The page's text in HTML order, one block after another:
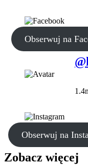
Obserwuj na
Obserwuj na
Zobacz więcej